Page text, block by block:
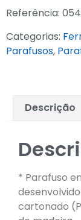
Referência:
Categorias:
Parafusos,
Descrição
* Parafuso
cartonado